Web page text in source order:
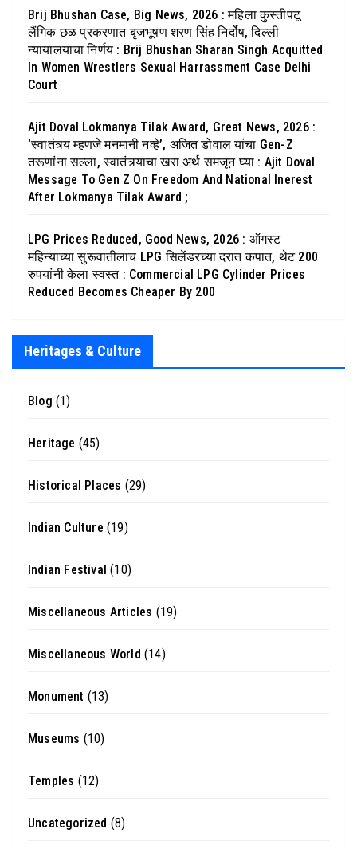
Brij Bhushan Case, Big News, 2026 : महिला कुस्तीपटू
लैंगिक छळ प्रकरणात बृजभूषण शरण सिंह निर्दोष, दिल्ली
न्यायालयाचा निर्णय : Brij Bhushan Sharan Singh Acquitted
In Women Wrestlers Sexual Harrassment Case Delhi
Court
Ajit Doval Lokmanya Tilak Award, Great News, 2026 :
‘स्वातंत्र्य म्हणजे मनमानी नव्हे’, अजित डोवाल यांचा Gen-Z
तरूणांना सल्ला, स्वातंत्र्याचा खरा अर्थ समजून घ्या : Ajit Doval
Message To Gen Z On Freedom And National Inerest
After Lokmanya Tilak Award ;
LPG Prices Reduced, Good News, 2026 : ऑगस्ट
महिन्याच्या सुरूवातीलाच LPG सिलेंडरच्या दरात कपात, थेट 200
रुपयांनी केला स्वस्त : Commercial LPG Cylinder Prices
Reduced Becomes Cheaper By 200
Heritages & Culture
Blog (1)
Heritage (45)
Historical Places (29)
Indian Culture (19)
Indian Festival (10)
Miscellaneous Articles (19)
Miscellaneous World (14)
Monument (13)
Museums (10)
Temples (12)
Uncategorized (8)